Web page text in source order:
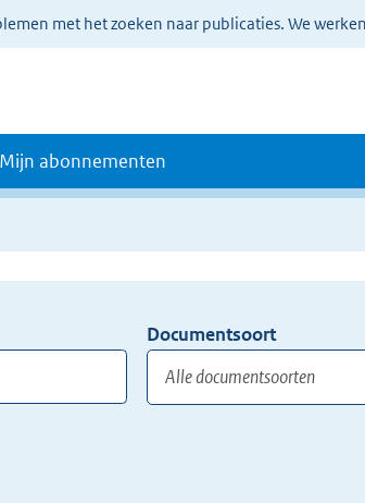
met het zoeken naar publicaties. We
Mijn abonnementen
Documentsoort
Gebruik